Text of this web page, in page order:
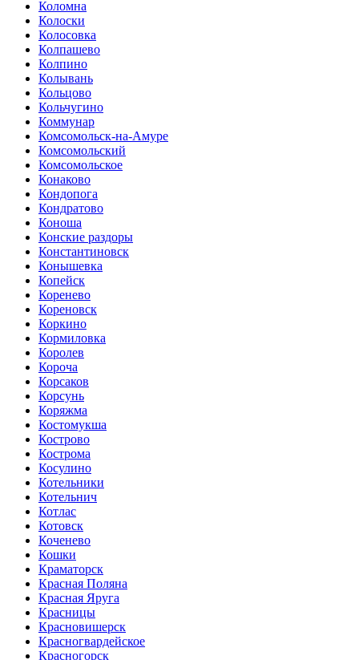
Коломна
Колоски
Колосовка
Колпашево
Колпино
Колывань
Кольцово
Кольчугино
Коммунар
Комсомольск-на-Амуре
Комсомольский
Комсомольское
Конаково
Кондопога
Кондратово
Коноша
Конские раздоры
Константиновск
Конышевка
Копейск
Коренево
Кореновск
Коркино
Кормиловка
Королев
Короча
Корсаков
Корсунь
Коряжма
Костомукша
Кострово
Кострома
Косулино
Котельники
Котельнич
Котлас
Котовск
Коченево
Кошки
Краматорск
Красная Поляна
Красная Яруга
Красницы
Красновишерск
Красногвардейское
Красногорск